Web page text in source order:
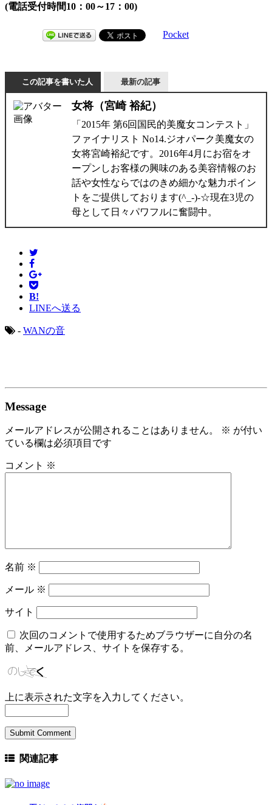
(電話受付時間10：00～17：00)
Pocket
この記事を書いた人 最新の記事
女将（宮崎 裕紀）
「2015年 第6回国民的美魔女コンテスト」
ファイナリスト No14.ジオパーク美魔女の
女将宮崎裕紀です。2016年4月にお宿をオ
ープンしお客様の興味のある美容情報のお
話や女性ならではのきめ細かな魅力ポイン
トをご提供しております(^_-)-☆現在3児の
母として日々パワフルに奮闘中。
B!
LINEへ送る
- WANの音
Message
メールアドレスが公開されることはありません。 ※ が付い
ている欄は必須項目です
コメント ※
名前 ※
メール ※
サイト
次回のコメントで使用するためブラウザーに自分の名
前、メールアドレス、サイトを保存する。
上に表示された文字を入力してください。
関連記事